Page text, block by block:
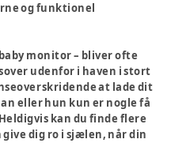
og funktionel
monitor – bliver ofte
udenfor i haven i stort
at lade dit
eller hun kun er nogle få
kan du finde flere
dig ro i sjælen, når din